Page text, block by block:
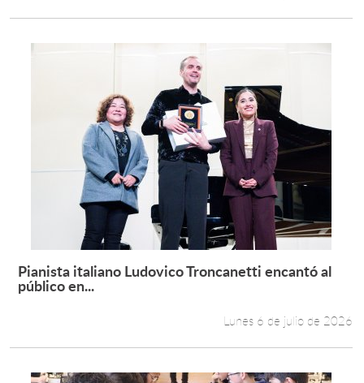
Leer más +
Pianista italiano Ludovico Troncanetti encantó al
público en...
Lunes 6 de julio de 2026